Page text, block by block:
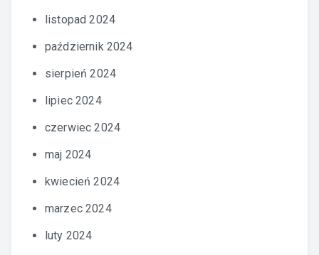
listopad 2024
październik 2024
sierpień 2024
lipiec 2024
czerwiec 2024
maj 2024
kwiecień 2024
marzec 2024
luty 2024